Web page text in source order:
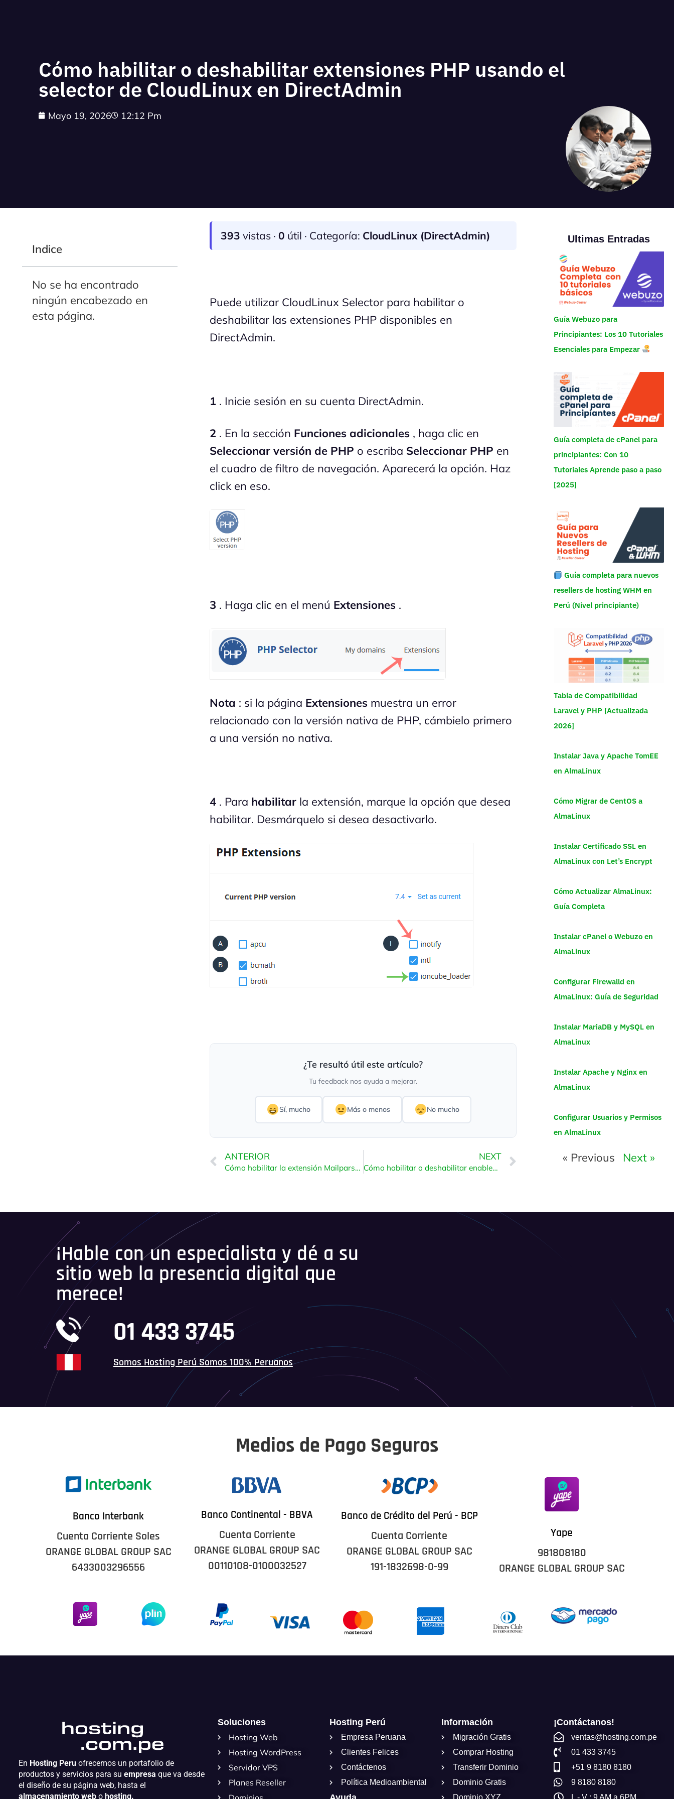
Cómo habilitar o deshabilitar extensiones PHP usando el
selector de CloudLinux en DirectAdmin
Mayo 19, 2026 12:12 Pm
Indice
No se ha encontrado
ningún encabezado en
esta página.
393 vistas ·0 útil · Categoría: CloudLinux (DirectAdmin)
Puede utilizar CloudLinux Selector para habilitar o
deshabilitar las extensiones PHP disponibles en
DirectAdmin.
1 . Inicie sesión en su cuenta DirectAdmin.
2 . En la sección Funciones adicionales , haga clic en
Seleccionar versión de PHP o escriba Seleccionar PHP en
el cuadro de filtro de navegación. Aparecerá la opción. Haz
click en eso.
3 . Haga clic en el menú Extensiones .
Nota : si la página Extensiones muestra un error
relacionado con la versión nativa de PHP, cámbielo primero
a una versión no nativa.
4 . Para habilitar la extensión, marque la opción que desea
habilitar. Desmárquelo si desea desactivarlo.
¿Te resultó útil este artículo?
Tu feedback nos ayuda a mejorar.
Sí, mucho Más o menos No mucho
ANTERIOR
Cómo habilitar la extensión Mailparse de PHP usando CloudLinux Selector en DirectAdmin
NEXT
Cómo habilitar o deshabilitar enable_url_fopen de PHP usando CloudLinux Selector en DirectAdmin
Ultimas Entradas
Guía Webuzo para
Principiantes: Los 10 Tutoriales
Esenciales para Empezar
Guía completa de cPanel para
principiantes: Con 10
Tutoriales Aprende paso a paso
[2025]
Guía completa para nuevos
resellers de hosting WHM en
Perú (Nivel principiante)
Tabla de Compatibilidad
Laravel y PHP [Actualizada
2026]
Instalar Java y Apache TomEE
en AlmaLinux
Cómo Migrar de CentOS a
AlmaLinux
Instalar Certificado SSL en
AlmaLinux con Let’s Encrypt
Cómo Actualizar AlmaLinux:
Guía Completa
Instalar cPanel o Webuzo en
AlmaLinux
Configurar Firewalld en
AlmaLinux: Guía de Seguridad
Instalar MariaDB y MySQL en
AlmaLinux
Instalar Apache y Nginx en
AlmaLinux
Configurar Usuarios y Permisos
en AlmaLinux
« Previous Next »
¡Hable con un especialista y dé a su
sitio web la presencia digital que
merece!
01 433 3745
Somos Hosting Perú Somos 100% Peruanos
Medios de Pago Seguros
Banco Interbank
Cuenta Corriente Soles
ORANGE GLOBAL GROUP SAC
6433003296556
Banco Continental - BBVA
Cuenta Corriente
ORANGE GLOBAL GROUP SAC
00110108-0100032527
Banco de Crédito del Perú - BCP
Cuenta Corriente
ORANGE GLOBAL GROUP SAC
191-1832698-0-99
Yape
981808180
ORANGE GLOBAL GROUP SAC
En Hosting Peruofrecemos un portafolio de
productos y servicios para su empresa que va desde
el diseño de su página web, hasta el
almacenamiento webo hosting.
Soluciones
Hosting Web
Hosting WordPress
Servidor VPS
Planes Reseller
Hosting Perú
Empresa Peruana
Clientes Felices
Contáctenos
Política Medioambiental
Información
Migración Gratis
Comprar Hosting
Transferir Dominio
Dominio Gratis
Dominio XYZ
¡Contáctanos!
ventas@hosting.com.pe
01 433 3745
+51 9 8180 8180
9 8180 8180
L - V : 9 AM a 6PM